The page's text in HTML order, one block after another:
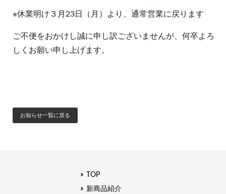
※休業明け３月23日（月）より、通常営業に戻ります
ご不便をおかけし誠に申し訳ございませんが、何卒よろ
しくお願い申し上げます。
お知らせ一覧に戻る
TOP
新商品紹介